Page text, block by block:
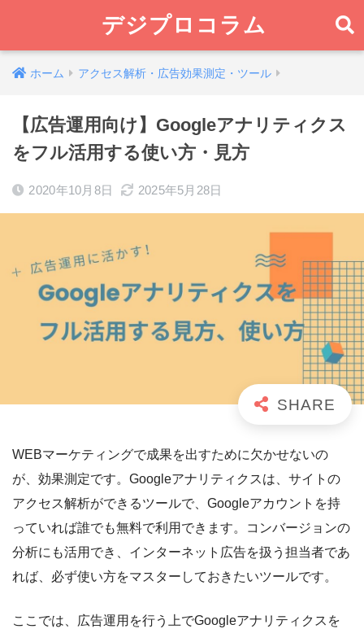
デジプロコラム
ホーム アクセス解析・広告効果測定・ツール
【広告運用向け】Googleアナリティクス
をフル活用する使い方・見方
2020年10月8日 2025年5月28日
WEBマーケティングで成果を出すために欠かせないの
が、効果測定です。Googleアナリティクスは、サイトの
アクセス解析ができるツールで、Googleアカウントを持
っていれば誰でも無料で利用できます。コンバージョンの
分析にも活用でき、インターネット広告を扱う担当者であ
れば、必ず使い方をマスターしておきたいツールです。
ここでは、広告運用を行う上でGoogleアナリティクスを